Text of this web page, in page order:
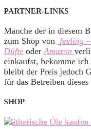
PARTNER-LINKS
Manche der in diesem
zum Shop von feeling
Düfte oderAmazon
einkaufst, bekomme
bleibt der Preis jedoch
für das Betreiben
SHOP